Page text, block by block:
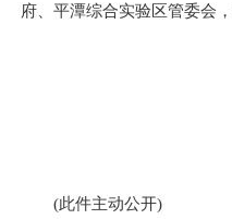
府、平潭综合实验区管委会
(此件主动公开)